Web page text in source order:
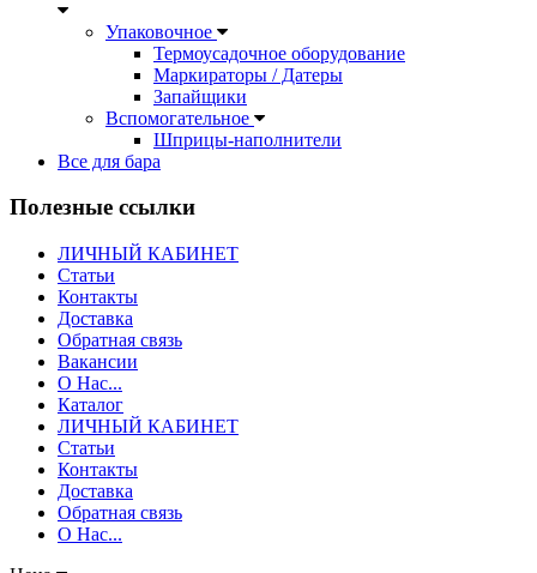
Упаковочное
Термоусадочное оборудование
Маркираторы / Датеры
Запайщики
Вспомогательное
Шприцы-наполнители
Все для бара
Полезные ссылки
ЛИЧНЫЙ КАБИНЕТ
Статьи
Контакты
Доставка
Обратная связь
Вакансии
О Нас...
Каталог
ЛИЧНЫЙ КАБИНЕТ
Статьи
Контакты
Доставка
Обратная связь
О Нас...